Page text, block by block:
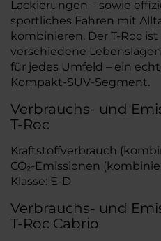
Lackierungen – sowie
sportliches Fahren mit
kombinieren. Der T-Roc
verschiedene
für jedes Umfeld – ein
Kompakt-SUV-Segment.
Verbrauchs- und
T-Roc
Kraftstoffverbrauch
CO₂-Emissionen
Klasse: E-D
Verbrauchs- und
T-Roc Cabrio